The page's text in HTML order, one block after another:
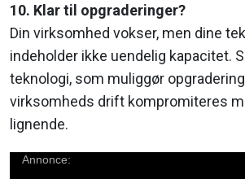
10. Klar til opgraderinger?
Din virksomhed vokser, men dine
indeholder ikke uendelig kapacitet.
teknologi, som muliggør
virksomheds drift kompromiteres
lignende.
Annonce: